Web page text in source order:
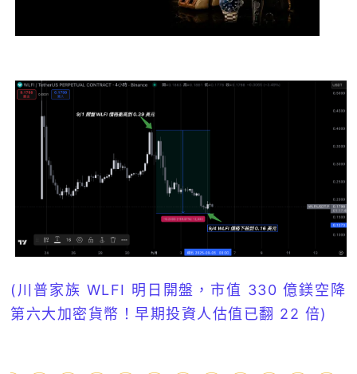
(川普家族 WLFI 明日開盤，市值 330 億鎂空降
第六大加密貨幣！早期投資人估值已翻 22 倍)